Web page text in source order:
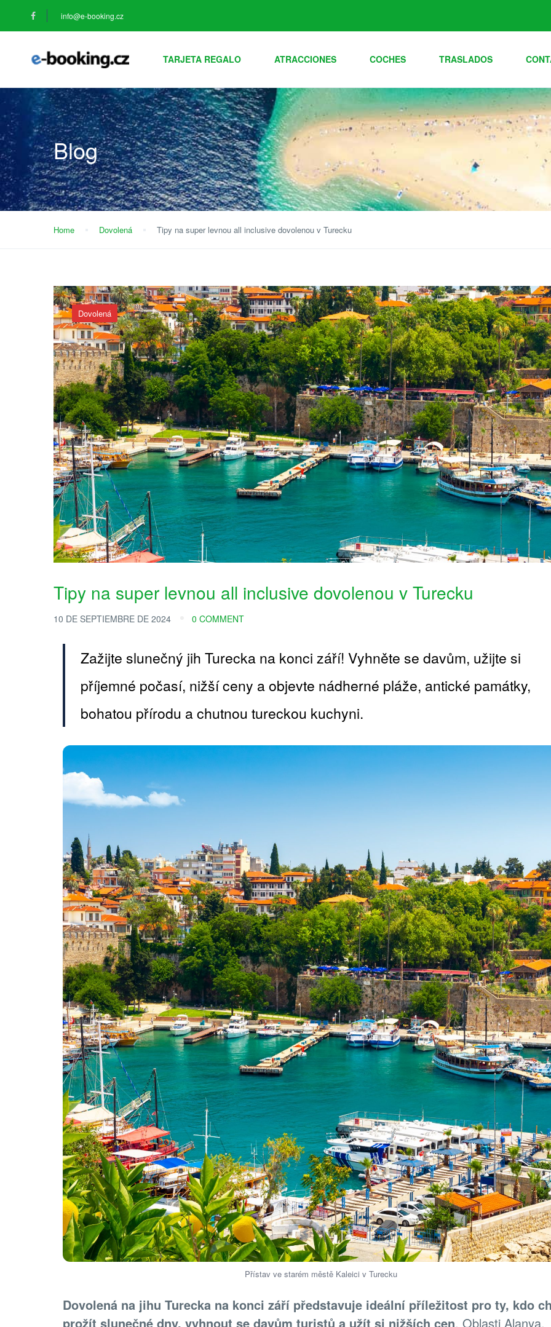
info@e-booking.cz
TARJETA REGALO ATRACCIONES COCHES TRASLADOS
Blog
Home Dovolená Tipy na super levnou all inclusive dovolenou v Turecku
Dovolená
Tipy na super levnou all inclusive dovolenou v Turecku
10 DE SEPTIEMBRE DE 2024 0 COMMENT
Zažijte slunečný jih Turecka na konci září! Vyhněte se davům, užijte si
příjemné počasí, nižší ceny a objevte nádherné pláže, antické památky,
bohatou přírodu a chutnou tureckou kuchyni.
Přístav ve starém městě Kaleici v Turecku
Dovolená na jihu Turecka na konci září představuje ideální příležitost pro ty, kdo
prožít slunečné dny, vyhnout se davům turistů a užít si nižších cen. Oblasti Alanya,